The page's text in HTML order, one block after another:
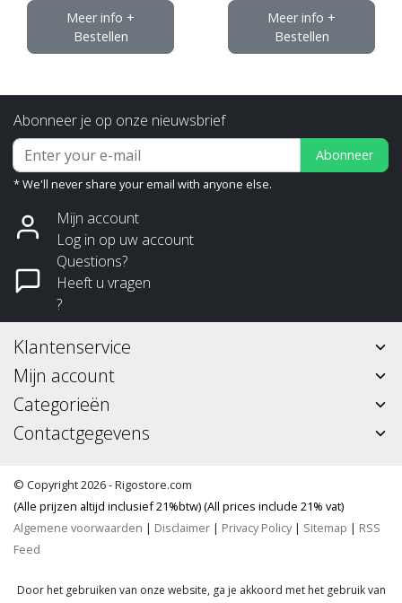
Meer info +
Bestellen
Meer info +
Bestellen
Abonneer je op onze nieuwsbrief
Abonneer
* We'll never share your email with anyone else.
Mijn account
Log in op uw account
Questions?
Heeft u vragen
?
Klantenservice
Mijn account
Categorieën
Contactgegevens
© Copyright 2026 - Rigostore.com
(Alle prijzen altijd inclusief 21%btw) (All prices include 21% vat)
Algemene voorwaarden | Disclaimer | Privacy Policy| Sitemap | RSS
Feed
Door het gebruiken van onze website, ga je akkoord met het gebruik van